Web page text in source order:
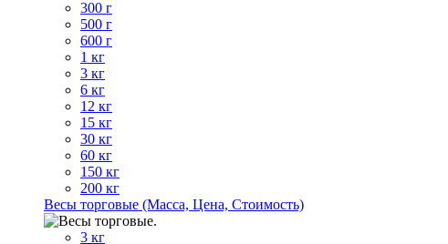
300 г
500 г
600 г
1 кг
3 кг
6 кг
12 кг
15 кг
30 кг
60 кг
150 кг
200 кг
Весы торговые (Масса, Цена, Стоимость)
3 кг